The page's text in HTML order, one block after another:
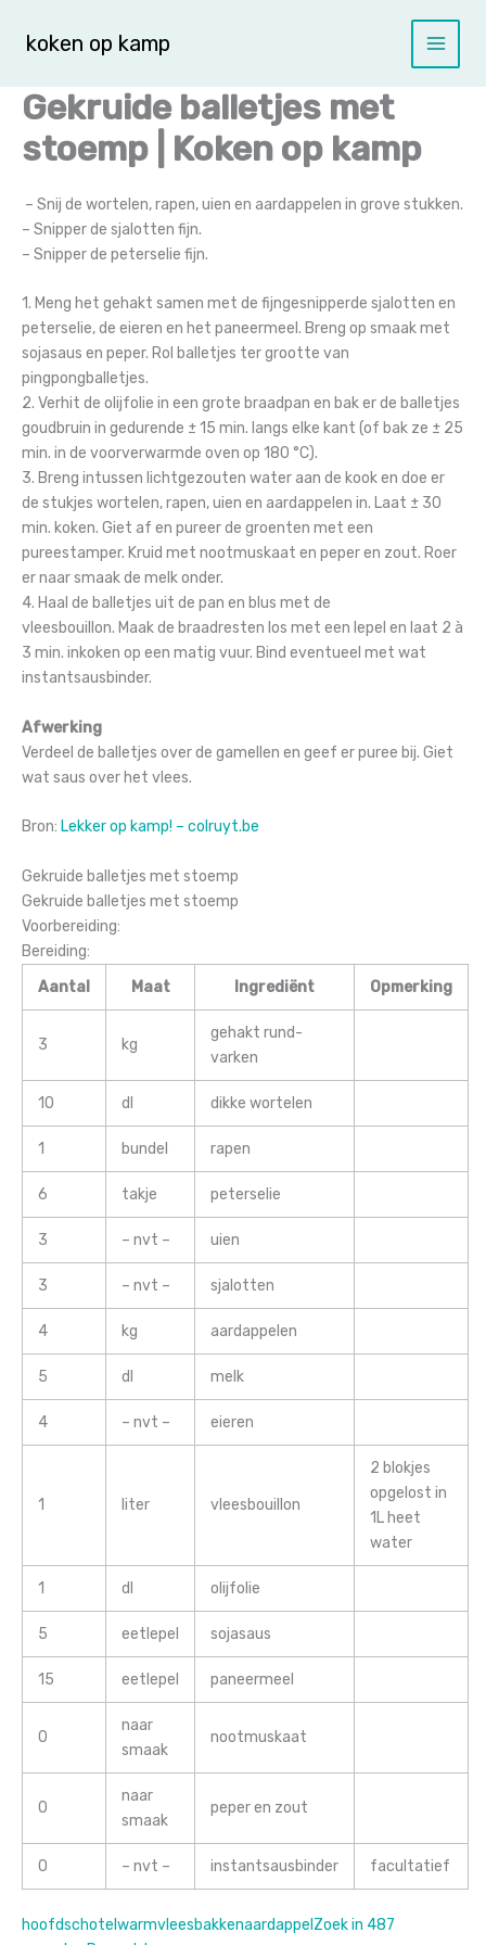
naar
inhoud
koken op kamp
Gekruide balletjes met
stoemp | Koken op kamp
– Snij de wortelen, rapen, uien en aardappelen in grove stukken.
– Snipper de sjalotten fijn.
– Snipper de peterselie fijn.
1. Meng het gehakt samen met de fijngesnipperde sjalotten en
peterselie, de eieren en het paneermeel. Breng op smaak met
sojasaus en peper. Rol balletjes ter grootte van
pingpongballetjes.
2. Verhit de olijfolie in een grote braadpan en bak er de balletjes
goudbruin in gedurende ± 15 min. langs elke kant (of bak ze ± 25
min. in de voorverwarmde oven op 180 °C).
3. Breng intussen lichtgezouten water aan de kook en doe er
de stukjes wortelen, rapen, uien en aardappelen in. Laat ± 30
min. koken. Giet af en pureer de groenten met een
pureestamper. Kruid met nootmuskaat en peper en zout. Roer
er naar smaak de melk onder.
4. Haal de balletjes uit de pan en blus met de
vleesbouillon. Maak de braadresten los met een lepel en laat 2 à
3 min. inkoken op een matig vuur. Bind eventueel met wat
instantsausbinder.
Afwerking
Verdeel de balletjes over de gamellen en geef er puree bij. Giet
wat saus over het vlees.
Bron: Lekker op kamp! – colruyt.be
Gekruide balletjes met stoemp
Gekruide balletjes met stoemp
Voorbereiding:
Bereiding:
Aantal
Maat Ingrediënt Opmerking
3 kg
gehakt rund-
varken
10 dl dikke wortelen
1 bundel rapen
6 takje peterselie
3 – nvt – uien
3 – nvt – sjalotten
4 kg aardappelen
5 dl melk
4 – nvt – eieren
1 liter vleesbouillon
2 blokjes
opgelost in
1L heet
water
1 dl olijfolie
5 eetlepel sojasaus
15 eetlepel paneermeel
0
naar
smaak
nootmuskaat
0
naar
smaak
peper en zout
0 – nvt – instantsausbinder facultatief
hoofdschotel warmvleesbakkenaardappel Zoek in 487